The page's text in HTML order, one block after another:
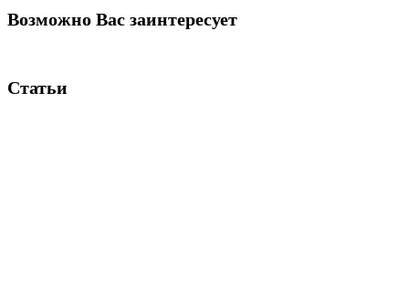
Возможно Вас заинтересует
Статьи